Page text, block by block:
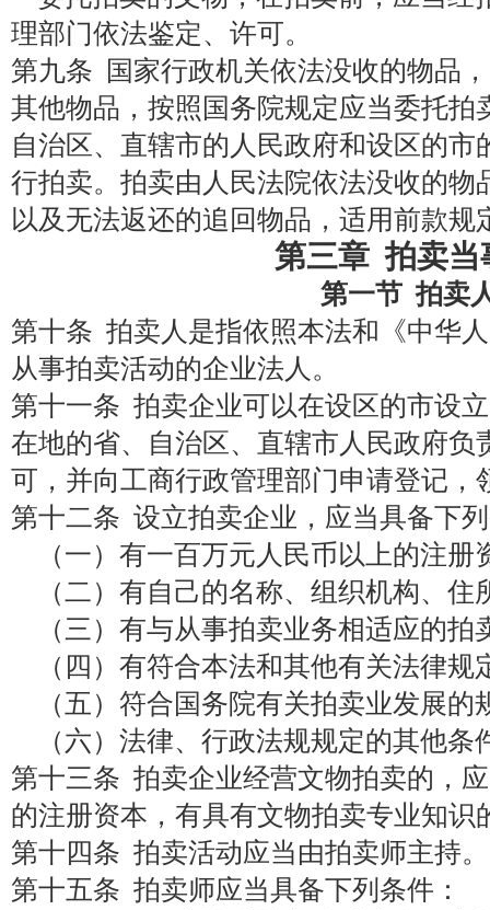
理部门依法鉴定、许可。
第九条 国家行政机关依法没收的物品
其他物品，按照国务院规定应当委托拍
自治区、直辖市的人民政府和设区的
行拍卖。拍卖由人民法院依法没收的物
以及无法返还的追回物品，适用前款规
第三章 拍卖当
第一节 拍卖
第十条 拍卖人是指依照本法和《中华
从事拍卖活动的企业法人。
第十一条 拍卖企业可以在设区的市设
在地的省、自治区、直辖市人民政府负
可，并向工商行政管理部门申请登记，
第十二条 设立拍卖企业，应当具备下
（一）有一百万元人民币以上的注册
（二）有自己的名称、组织机构、住
（三）有与从事拍卖业务相适应的拍
（四）有符合本法和其他有关法律规
（五）符合国务院有关拍卖业发展的
（六）法律、行政法规规定的其他条
第十三条 拍卖企业经营文物拍卖的，
的注册资本，有具有文物拍卖专业知识
第十四条 拍卖活动应当由拍卖师主持。
第十五条 拍卖师应当具备下列条件：